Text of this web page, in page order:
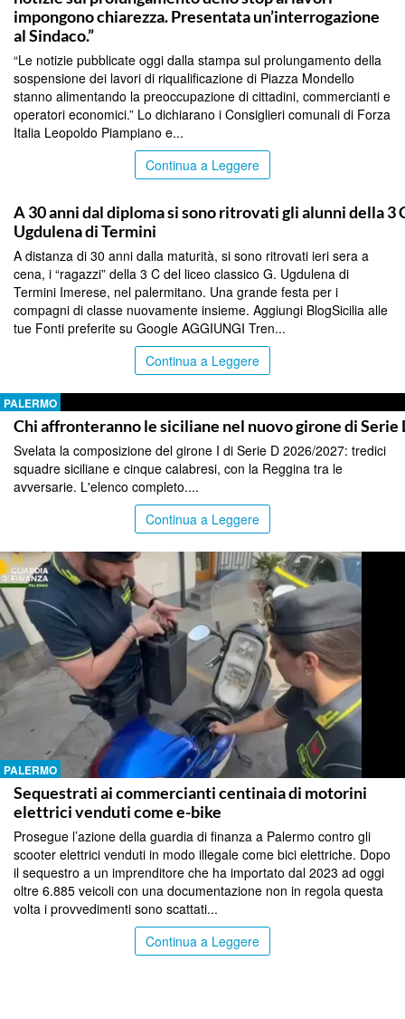
impongono chiarezza. Presentata un’interrogazione
al Sindaco.”
“Le notizie pubblicate oggi dalla stampa sul prolungamento della
sospensione dei lavori di riqualificazione di Piazza Mondello
stanno alimentando la preoccupazione di cittadini, commercianti e
operatori economici.” Lo dichiarano i Consiglieri comunali di Forza
Italia Leopoldo Piampiano e...
Continua a Leggere
A 30 anni dal diploma si sono ritrovati gli alunni della 3
Ugdulena di Termini
A distanza di 30 anni dalla maturità, si sono ritrovati ieri sera a
cena, i “ragazzi” della 3 C del liceo classico G. Ugdulena di
Termini Imerese, nel palermitano. Una grande festa per i
compagni di classe nuovamente insieme. Aggiungi BlogSicilia alle
tue Fonti preferite su Google AGGIUNGI Tren...
Continua a Leggere
PALERMO
Chi affronteranno le siciliane nel nuovo girone di Serie
Svelata la composizione del girone I di Serie D 2026/2027: tredici
squadre siciliane e cinque calabresi, con la Reggina tra le
avversarie. L'elenco completo....
Continua a Leggere
PALERMO
Sequestrati ai commercianti centinaia di motorini
elettrici venduti come e-bike
Prosegue l’azione della guardia di finanza a Palermo contro gli
scooter elettrici venduti in modo illegale come bici elettriche. Dopo
il sequestro a un imprenditore che ha importato dal 2023 ad oggi
oltre 6.885 veicoli con una documentazione non in regola questa
volta i provvedimenti sono scattati...
Continua a Leggere